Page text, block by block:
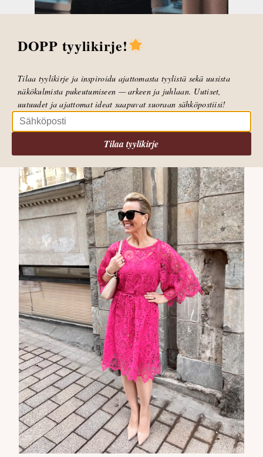
Otimme Doppwoman Ponchon myös mukaan
väri sopii Beck housuihin. Ciara kietaisuneuleesta
ihan loistavasti. Pinkkiä Ponchoa ja Kassima t-
paitaa voi pukea myös vaalean alaosan kaveriksi.
Poncho € 129,00pinkki,beige jakeskisininen
DOPP tyylikirje!
Tilaa tyylikirje ja inspiroidu ajattomasta tyylistä sekä uusista
näkökulmista pukeutumiseen — arkeen ja juhlaan. Uutiset,
uutuudet ja ajattomat ideat saapuvat suoraan sähköpostiisi!
Tilaa tyylikirje